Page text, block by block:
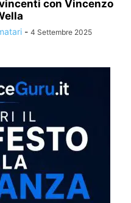
con Vincenzo
- 4 Settembre 2025